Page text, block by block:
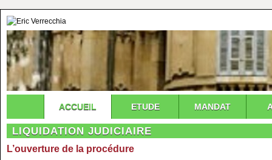
ACCUEIL ETUDE MANDAT
LIQUIDATION JUDICIAIRE
L’ouverture de la procédure